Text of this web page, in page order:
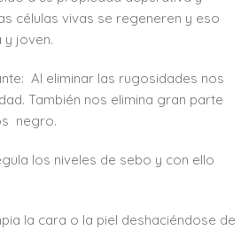
células vivas se regeneren y eso
y joven.
Al eliminar las rugosidades nos
También nos elimina gran parte
negro.
los niveles de sebo y con ello
la cara o la piel deshaciéndose de